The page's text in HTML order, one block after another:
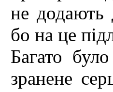
не додають
бо на це
Багато
зранене